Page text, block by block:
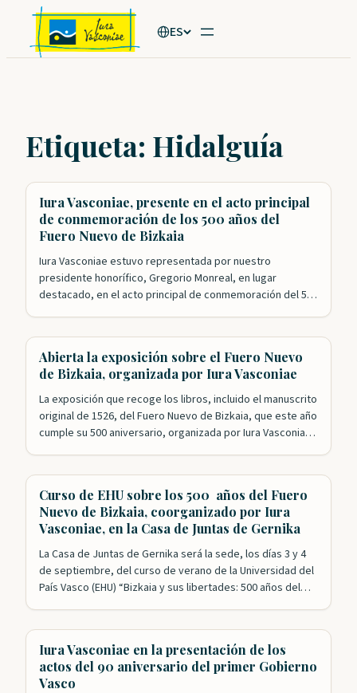
Saltar
contenido
ES
Etiqueta: Hidalguía
Iura Vasconiae, presente en el acto principal
de conmemoración de los 500 años del
Fuero Nuevo de Bizkaia
Iura Vasconiae estuvo representada por nuestro
presidente honorífico, Gregorio Monreal, en lugar
destacado, en el acto principal de conmemoración del 500
primero de ellos con el exitoso…
Abierta la exposición sobre el Fuero Nuevo
de Bizkaia, organizada por Iura Vasconiae
La exposición que recoge los libros, incluido el manuscrito
original de 1526, del Fuero Nuevo de Bizkaia, que este año
cumple su 500 aniversario, organizada por Iura Vasconiae,
Curso de EHU sobre los 500 años del Fuero
Nuevo de Bizkaia, coorganizado por Iura
Vasconiae, en la Casa de Juntas de Gernika
La Casa de Juntas de Gernika será la sede, los días 3 y 4
de septiembre, del curso de verano de la Universidad del
País Vasco (EHU) “Bizkaia y sus libertades: 500 años del
Iura Vasconiae en la presentación de los
actos del 90 aniversario del primer Gobierno
Vasco